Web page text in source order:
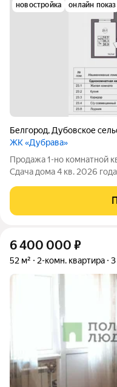
новостройка онлайн показ
Белгород, Дубовское
ЖК «Дубрава»
Продажа 1-но комнатной
Сдача дома 4 кв. 2026
без отделки. Способ
000 рублей.
6 400 000 ₽
52 м² 2-комн. квартира 3